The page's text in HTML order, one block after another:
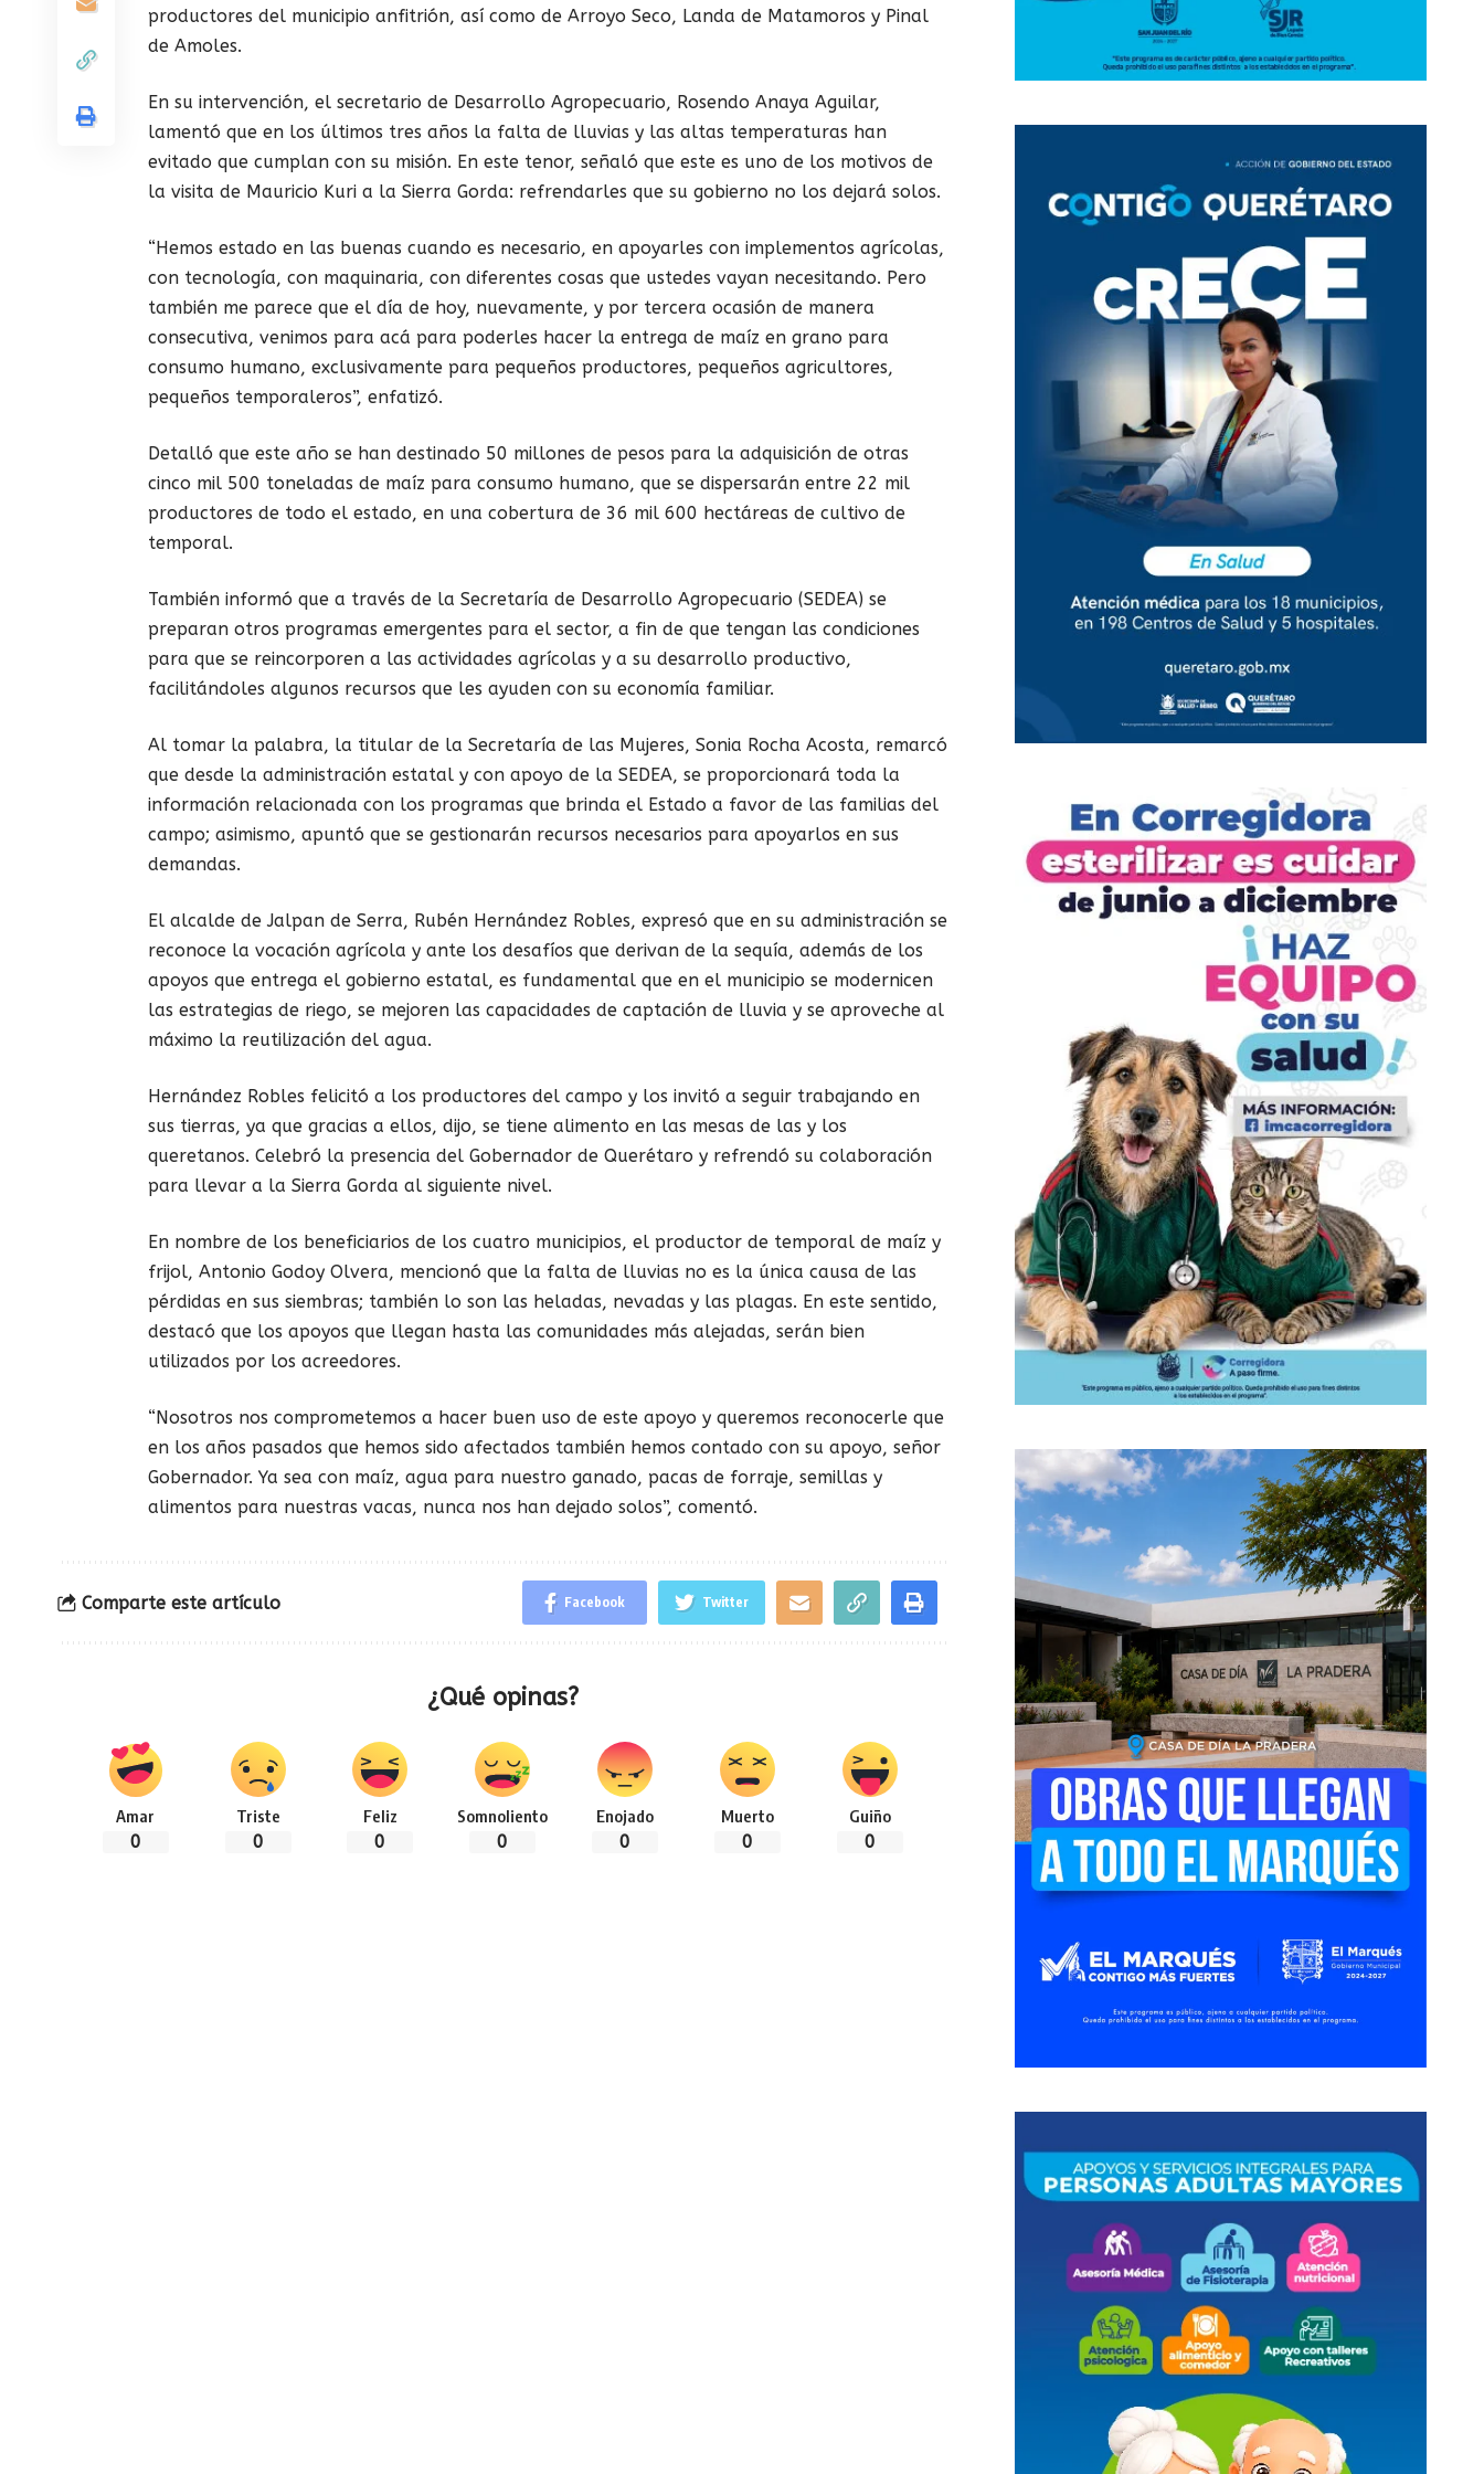
productores del municipio anfitrión, así como de Arroyo Seco, Landa de Matamoros y Pinal
de Amoles.
En su intervención, el secretario de Desarrollo Agropecuario, Rosendo Anaya Aguilar,
lamentó que en los últimos tres años la falta de lluvias y las altas temperaturas han
evitado que cumplan con su misión. En este tenor, señaló que este es uno de los motivos de
la visita de Mauricio Kuri a la Sierra Gorda: refrendarles que su gobierno no los dejará solos.
“Hemos estado en las buenas cuando es necesario, en apoyarles con implementos agrícolas,
con tecnología, con maquinaria, con diferentes cosas que ustedes vayan necesitando. Pero
también me parece que el día de hoy, nuevamente, y por tercera ocasión de manera
consecutiva, venimos para acá para poderles hacer la entrega de maíz en grano para
consumo humano, exclusivamente para pequeños productores, pequeños agricultores,
pequeños temporaleros”, enfatizó.
Detalló que este año se han destinado 50 millones de pesos para la adquisición de otras
cinco mil 500 toneladas de maíz para consumo humano, que se dispersarán entre 22 mil
productores de todo el estado, en una cobertura de 36 mil 600 hectáreas de cultivo de
temporal.
También informó que a través de la Secretaría de Desarrollo Agropecuario (SEDEA) se
preparan otros programas emergentes para el sector, a fin de que tengan las condiciones
para que se reincorporen a las actividades agrícolas y a su desarrollo productivo,
facilitándoles algunos recursos que les ayuden con su economía familiar.
Al tomar la palabra, la titular de la Secretaría de las Mujeres, Sonia Rocha Acosta, remarcó
que desde la administración estatal y con apoyo de la SEDEA, se proporcionará toda la
información relacionada con los programas que brinda el Estado a favor de las familias del
campo; asimismo, apuntó que se gestionarán recursos necesarios para apoyarlos en sus
demandas.
El alcalde de Jalpan de Serra, Rubén Hernández Robles, expresó que en su administración se
reconoce la vocación agrícola y ante los desafíos que derivan de la sequía, además de los
apoyos que entrega el gobierno estatal, es fundamental que en el municipio se modernicen
las estrategias de riego, se mejoren las capacidades de captación de lluvia y se aproveche al
máximo la reutilización del agua.
Hernández Robles felicitó a los productores del campo y los invitó a seguir trabajando en
sus tierras, ya que gracias a ellos, dijo, se tiene alimento en las mesas de las y los
queretanos. Celebró la presencia del Gobernador de Querétaro y refrendó su colaboración
para llevar a la Sierra Gorda al siguiente nivel.
En nombre de los beneficiarios de los cuatro municipios, el productor de temporal de maíz y
frijol, Antonio Godoy Olvera, mencionó que la falta de lluvias no es la única causa de las
pérdidas en sus siembras; también lo son las heladas, nevadas y las plagas. En este sentido,
destacó que los apoyos que llegan hasta las comunidades más alejadas, serán bien
utilizados por los acreedores.
“Nosotros nos comprometemos a hacer buen uso de este apoyo y queremos reconocerle que
en los años pasados que hemos sido afectados también hemos contado con su apoyo, señor
Gobernador. Ya sea con maíz, agua para nuestro ganado, pacas de forraje, semillas y
alimentos para nuestras vacas, nunca nos han dejado solos”, comentó.
Comparte este artículo Facebook Twitter
¿Qué opinas?
Amar
0
Triste
0
Feliz
0
Somnoliento
0
Enojado
0
Muerto
0
Guiño
0